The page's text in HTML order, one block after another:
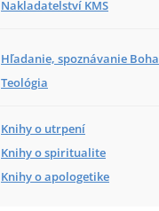
Nakladatelství KMS
Hľadanie, spoznávanie Boha
Teológia
Knihy o utrpení
Knihy o spiritualite
Knihy o apologetike